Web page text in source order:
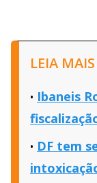
LEIA MAIS
Ibaneis
DF tem